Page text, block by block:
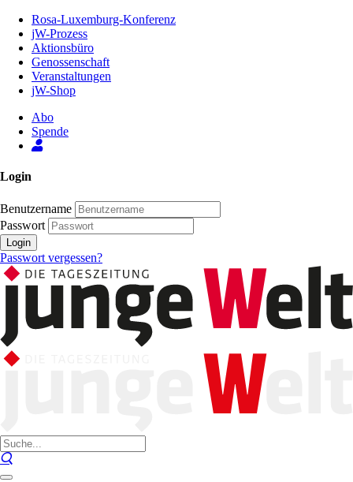
Inhalt
Seite
Rosa-Luxemburg-Konferenz
jW-Prozess
Aktionsbüro
Genossenschaft
Veranstaltungen
jW-Shop
Abo
Spende
Login
Benutzername
Passwort
Login
Passwort vergessen?